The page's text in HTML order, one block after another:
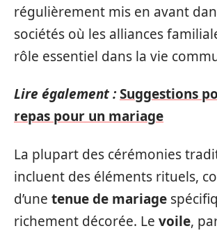
régulièrement mis en avant
sociétés où les alliances
rôle essentiel dans la vie
Lire également :Suggestions
repas pour un mariage
La plupart des cérémonies
incluent des éléments rituels,
d’une tenue de mariage
richement décorée. Le voile,